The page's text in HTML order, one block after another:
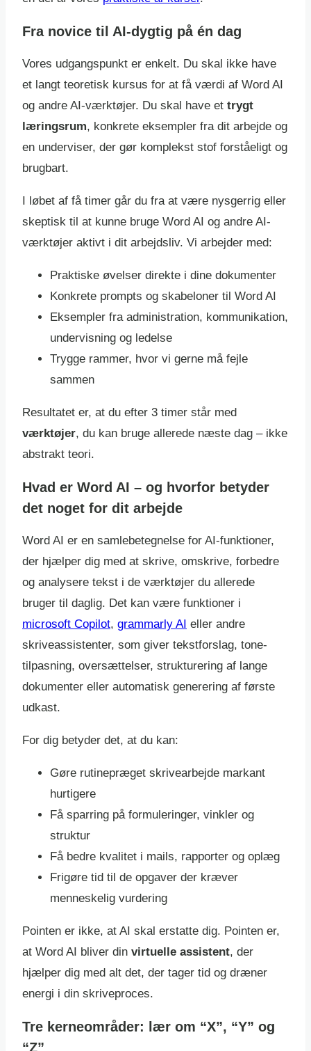
Fra novice til AI-dygtig på én dag
Vores udgangspunkt er enkelt. Du skal ikke have
et langt teoretisk kursus for at få værdi af Word AI
og andre AI-værktøjer. Du skal have et trygt
læringsrum, konkrete eksempler fra dit arbejde og
en underviser, der gør komplekst stof forståeligt og
brugbart.
I løbet af få timer går du fra at være nysgerrig eller
skeptisk til at kunne bruge Word AI og andre AI-
værktøjer aktivt i dit arbejdsliv. Vi arbejder med:
Praktiske øvelser direkte i dine dokumenter
Konkrete prompts og skabeloner til Word AI
Eksempler fra administration, kommunikation,
undervisning og ledelse
Trygge rammer, hvor vi gerne må fejle
sammen
Resultatet er, at du efter 3 timer står med
værktøjer, du kan bruge allerede næste dag – ikke
abstrakt teori.
Hvad er Word AI – og hvorfor betyder
det noget for dit arbejde
Word AI er en samlebetegnelse for AI-funktioner,
der hjælper dig med at skrive, omskrive, forbedre
og analysere tekst i de værktøjer du allerede
bruger til daglig. Det kan være funktioner i
microsoft Copilot, grammarly AI eller andre
skriveassistenter, som giver tekstforslag, tone-
tilpasning, oversættelser, strukturering af lange
dokumenter eller automatisk generering af første
udkast.
For dig betyder det, at du kan:
Gøre rutinepræget skrivearbejde markant
hurtigere
Få sparring på formuleringer, vinkler og
struktur
Få bedre kvalitet i mails, rapporter og oplæg
Frigøre tid til de opgaver der kræver
menneskelig vurdering
Pointen er ikke, at AI skal erstatte dig. Pointen er,
at Word AI bliver din virtuelle assistent, der
hjælper dig med alt det, der tager tid og dræner
energi i din skriveproces.
Tre kerneområder: lær om “X”, “Y” og
“Z”